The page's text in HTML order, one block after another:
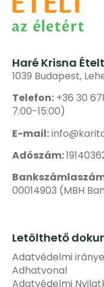
Haré Krisna
1039 Budapest,
Telefon: +36 30
7:00-15:00)
E-mail:
Adószám:
00014903 (MBH
Letölthető
Adatvédelmi
Adhatvonal
Adatvédelmi